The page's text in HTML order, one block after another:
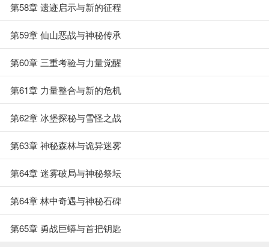
第58章 遗迹启示与新的征程
第59章 仙山恶战与神秘传承
第60章 三重考验与力量觉醒
第61章 力量整合与新的危机
第62章 冰堡探秘与雪怪之战
第63章 神秘森林与诡异迷雾
第64章 迷雾破局与神秘祭坛
第64章 林中奇遇与神秘石碑
第65章 勇战巨蟒与首把钥匙